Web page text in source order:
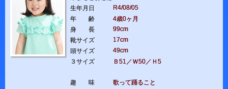
生年月日
R4/08/05
年 齢
4歳0ヶ月
身 長
99cm
靴サイズ
17cm
頭サイズ
49cm
３サイズ
Ｂ51／Ｗ50／Ｈ5
趣 味
歌って踊ること